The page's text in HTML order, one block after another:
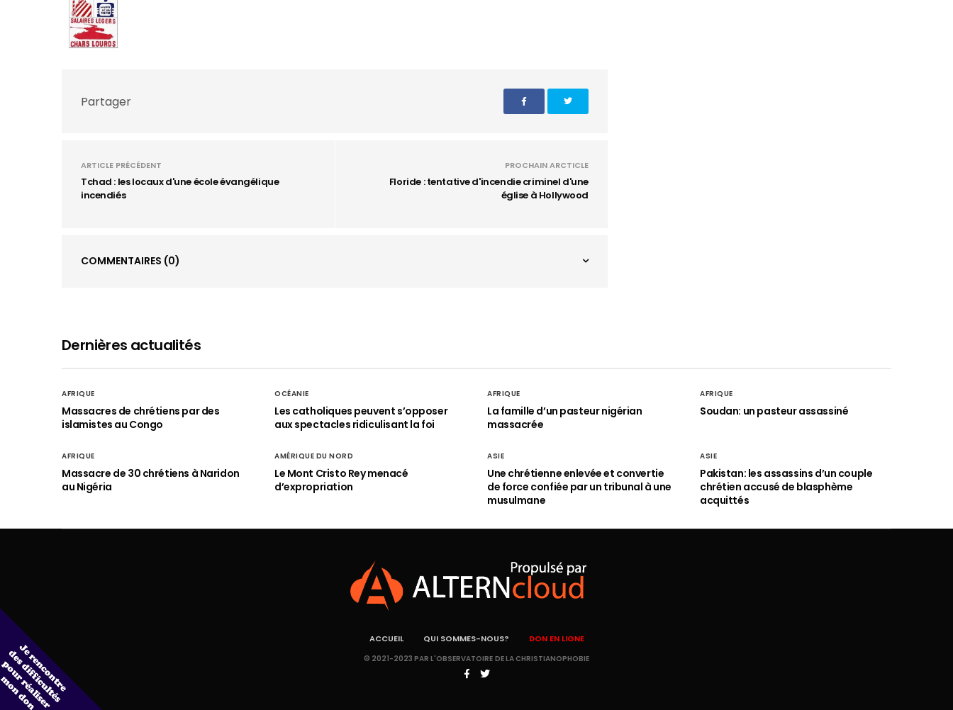
Partager
ARTICLE PRÉCÉDENT
Tchad : les locaux d'une école évangélique
incendiés
PROCHAIN ARCTICLE
Floride : tentative d'incendie criminel d'une
église à Hollywood
COMMENTAIRES (0)
Dernières actualités
AFRIQUE
Massacres de chrétiens par des
islamistes au Congo
OCÉANIE
Les catholiques peuvent s’opposer
aux spectacles ridiculisant la foi
AFRIQUE
La famille d’un pasteur nigérian
massacrée
AFRIQUE
Soudan: un pasteur assassiné
AFRIQUE
Massacre de 30 chrétiens à Naridon
au Nigéria
AMÉRIQUE DU NORD
Le Mont Cristo Rey menacé
d’expropriation
ASIE
Une chrétienne enlevée et convertie
de force confiée par un tribunal à une
musulmane
ASIE
Pakistan: les assassins d’un couple
chrétien accusé de blasphème
acquittés
ACCUEIL QUI SOMMES-NOUS? DON EN LIGNE
© 2021-2023 PAR L'OBSERVATOIRE DE LA CHRISTIANOPHOBIE